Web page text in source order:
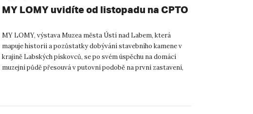
MY LOMY uvidíte od listopadu na CPTO
MY LOMY, výstava Muzea města Ústí nad Labem, která
mapuje historii a pozůstatky dobývání stavebního kamene v
krajině Labských pískovců, se po svém úspěchu na domácí
muzejní půdě přesouvá v putovní podobě na první zastavení,